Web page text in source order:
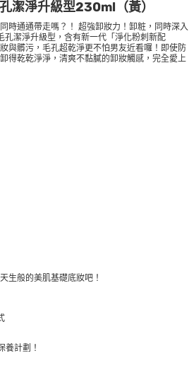
潔淨升級型230ml（黃）
時通通帶走嗎？！ 超強卸妝力！卸粧，同時深入
孔潔淨升級型，含有新一代「淨化粉刺新配
與髒污，毛孔超乾淨更不怕男友近看囉！即使防
得乾乾淨淨，清爽不黏膩的卸妝觸感，完全愛上
生般的美肌基礎底妝吧！
養計劃！